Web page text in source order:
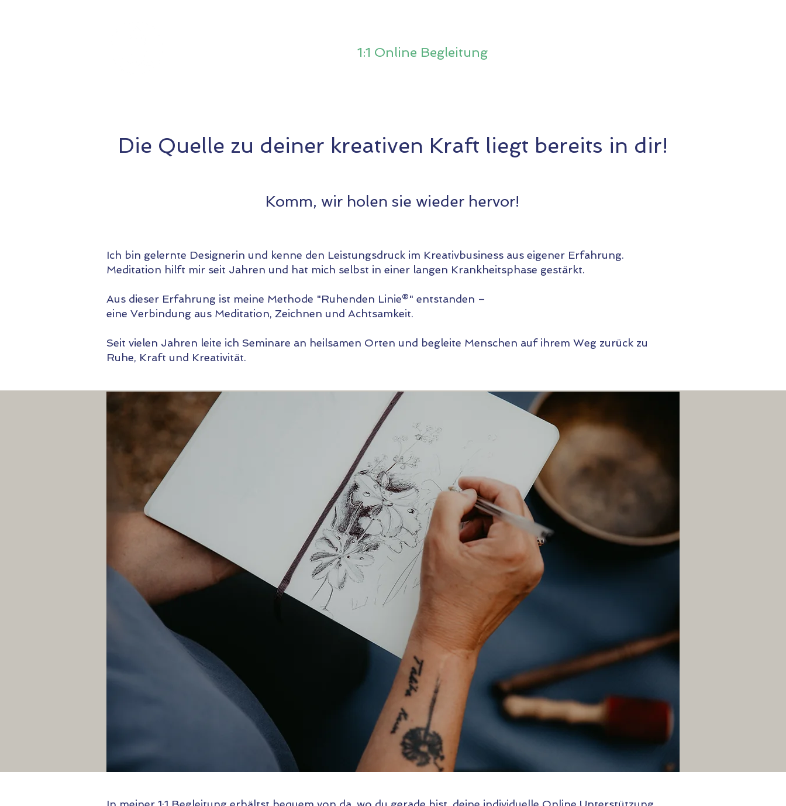
1:1 Online Begleitung
Die Quelle zu deiner kreativen Kraft liegt bereits in dir!
Komm, wir holen sie wieder hervor!
Ich bin gelernte Designerin und kenne den Leistungsdruck im Kreativbusiness aus eigener Erfahrung.
Meditation hilft mir seit Jahren und hat mich selbst in einer langen Krankheitsphase gestärkt.
Aus dieser Erfahrung ist meine Methode "Ruhenden Linie®" entstanden –
eine Verbindung aus Meditation, Zeichnen und Achtsamkeit.
Seit vielen Jahren leite ich Seminare an heilsamen Orten und begleite Menschen auf ihrem Weg zurück zu
Ruhe, Kraft und Kreativität.